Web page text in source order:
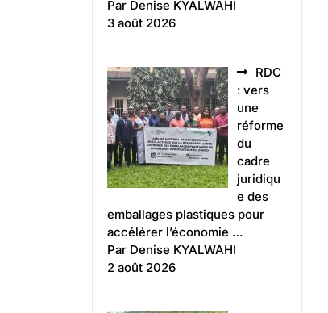
Par Denise KYALWAHI
3 août 2026
RDC
: vers
une
réforme
du
cadre
juridiqu
e des
emballages plastiques pour
accélérer l’économie …
Par Denise KYALWAHI
2 août 2026